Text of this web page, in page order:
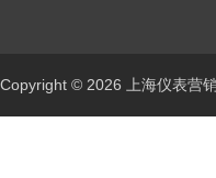
Copyright © 2026 上海仪表营